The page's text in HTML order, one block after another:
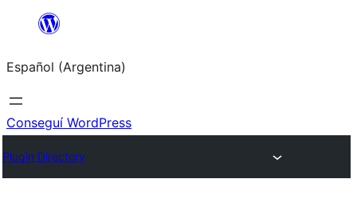
Saltar
contenido
Español (Argentina)
Conseguí WordPress
Plugin Directory